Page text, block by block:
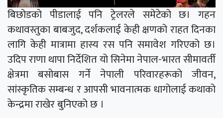
बिछोडको पीडालाई पनि ट्रेलरले समेटेको छ। गहन
कथावस्तुका बाबजुद, दर्शकलाई केही क्षणको राहत दिनका
लागि केही मात्रामा हास्य रस पनि समावेश गरिएको छ।
उदिप राणा थापा निर्देशित यो सिनेमा नेपाल-भारत सीमावर्ती
क्षेत्रमा बसोबास गर्ने नेपाली परिवारहरूको जीवन,
सांस्कृतिक सम्बन्ध र आपसी भावनात्मक धागोलाई कथाको
केन्द्रमा राखेर बुनिएको छ ।